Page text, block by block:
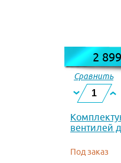
2 899
Сравнить
вентилей
1 VR2035B
Под заказ